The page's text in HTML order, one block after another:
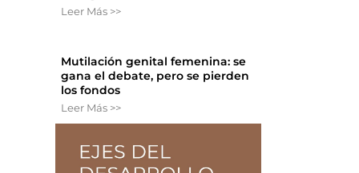
Leer Más >>
Mutilación genital femenina: se
gana el debate, pero se pierden
los fondos
Leer Más >>